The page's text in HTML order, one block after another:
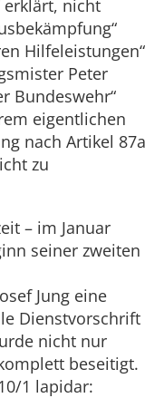
erklärt, nicht
Hilfeleistungen“
Peter
Bundeswehr“
eigentlichen
nach Artikel 87a
zu
– im Januar
seiner zweiten
Jung eine
Dienstvorschrift
nicht nur
beseitigt.
1 lapidar: